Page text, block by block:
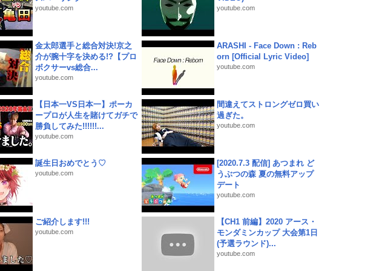
youtube.com youtube.com
金太郎選手と総合対決!京之
介が腕十字を決める!?【プロ
ボクサーvs総合...
youtube.com
ARASHI - Face Down : Reb
orn [Official Lyric Video]
youtube.com
【日本一VS日本一】ポーカ
ープロが人生を賭けてガチで
勝負してみた!!!!!!...
youtube.com
間違えてストロングゼロ買い
過ぎた。
youtube.com
誕生日おめでとう♡
youtube.com
[2020.7.3 配信] あつまれ ど
うぶつの森 夏の無料アップ
デート
youtube.com
ご紹介します!!!
youtube.com
【CH1 前編】2020 アース・
モンダミンカップ 大会第1日
(予選ラウンド)...
youtube.com